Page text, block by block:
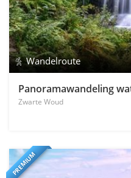
Wandelroute
Panoramawandeling
Zwarte Woud
PREMIUM